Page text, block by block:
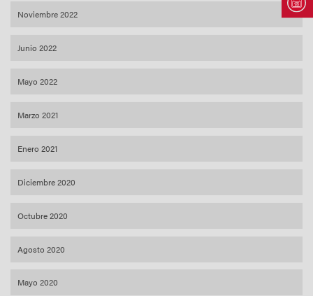
Noviembre 2022
Junio 2022
Mayo 2022
Marzo 2021
Enero 2021
Diciembre 2020
Octubre 2020
Agosto 2020
Mayo 2020